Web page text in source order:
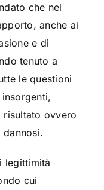
che nel
anche ai
e di
tenuto a
le questioni
risultato ovvero
legittimità
cui